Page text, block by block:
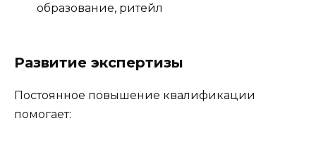
образование, ритейл
Развитие экспертизы
Постоянное повышение квалификации
помогает: